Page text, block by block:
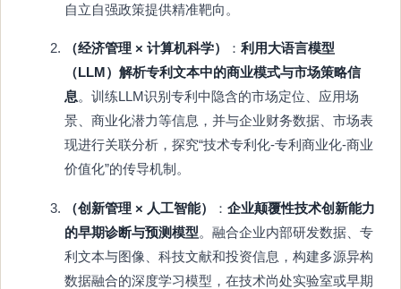
自立自强政策提供精准靶向。
（经济管理 × 计算机科学） ： 利用大语言模型
（LLM）解析专利文本中的商业模式与市场策略信
息。训练LLM识别专利中隐含的市场定位、应用场
景、商业化潜力等信息，并与企业财务数据、市场表
现进行关联分析，探究“技术专利化-专利商业化-商业
价值化”的传导机制。
（创新管理 × 人工智能） ： 企业颠覆性技术创新能力
的早期诊断与预测模型。融合企业内部研发数据、专
利文本与图像、科技文献和投资信息，构建多源异构
数据融合的深度学习模型，在技术尚处实验室或早期